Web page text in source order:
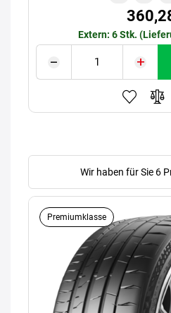
Extern: 6 Stk.
Wir haben für Sie 6
Premiumklasse